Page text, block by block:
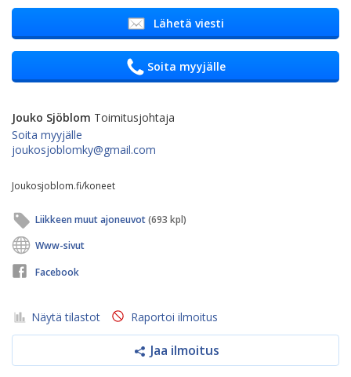
Lähetä viesti
Soita myyjälle
Jouko Sjöblom Toimitusjohtaja
Soita myyjälle
joukosjoblomky@gmail.com
Joukosjoblom.fi/koneet
Liikkeen muut ajoneuvot(693 kpl)
Www-sivut
Facebook
Näytä tilastot Raportoi ilmoitus
Jaa ilmoitus